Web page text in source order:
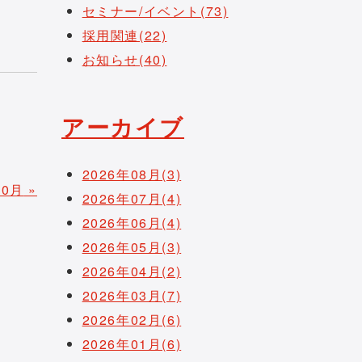
月 »
セミナー/イベント(73)
採用関連(22)
お知らせ(40)
アーカイブ
2026年08月(3)
2026年07月(4)
2026年06月(4)
2026年05月(3)
2026年04月(2)
2026年03月(7)
2026年02月(6)
2026年01月(6)